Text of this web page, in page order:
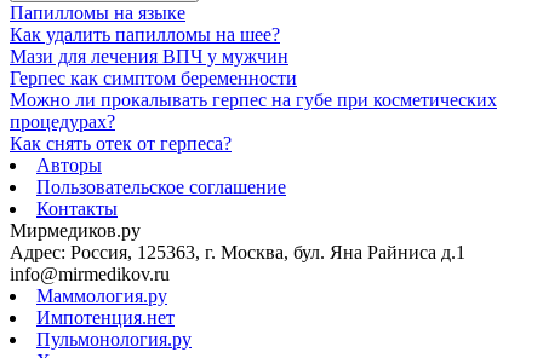
Папилломы на языке
Как удалить папилломы на шее?
Мази для лечения ВПЧ у мужчин
Герпес как симптом беременности
Можно ли прокалывать герпес на губе при косметических
процедурах?
Как снять отек от герпеса?
Авторы
Пользовательское соглашение
Контакты
Мирмедиков.ру
Адрес: Россия, 125363, г. Москва, бул. Яна Райниса д.1
info@mirmedikov.ru
Маммология.ру
Импотенция.нет
Пульмонология.ру